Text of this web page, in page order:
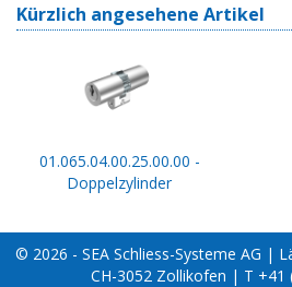
Kürzlich angesehene Artikel
01.065.04.00.25.00.00 -
Doppelzylinder
© 2026 - SEA Schliess-Systeme AG |
CH-3052 Zollikofen | T +41